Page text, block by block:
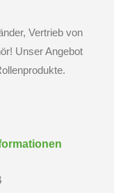
Vertrieb von
Unser Angebot